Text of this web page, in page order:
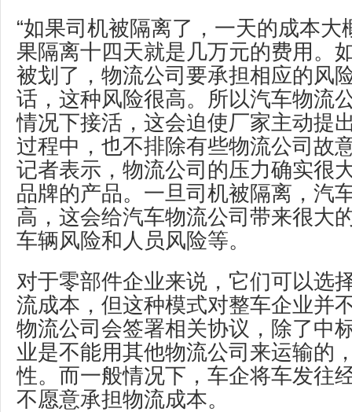
“如果司机被隔离了，一天的成本
果隔离十四天就是几万元的费用。
被划了，物流公司要承担相应的风
话，这种风险很高。所以汽车物流
情况下接活，这会迫使厂家主动提
过程中，也不排除有些物流公司故
记者表示，物流公司的压力确实很
品牌的产品。一旦司机被隔离，汽
高，这会给汽车物流公司带来很大
车辆风险和人员风险等。
对于零部件企业来说，它们可以选
流成本，但这种模式对整车企业并
物流公司会签署相关协议，除了中
业是不能用其他物流公司来运输的
性。而一般情况下，车企将车发往
不愿意承担物流成本。